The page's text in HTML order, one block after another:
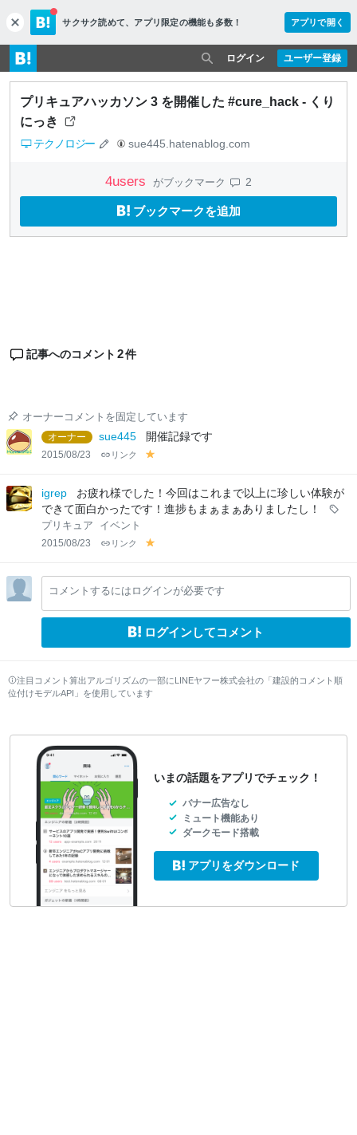
c
l
o
s
e
サクサク読めて、 アプリ限定の機能も多数！ アプリで開く
ユーザー登録
ログイン
プリキュアハッカソン 3 を開催した #cure_hack - くり
にっき
テクノロジー sue445.hatenablog.com
4users がブックマーク 2
ブックマークを追加
記事へのコメント 2件
オーナーコメントを固定しています
オーナー
sue445 開催記録です
2015/08/23 リンク
lo
w
igrep
お疲れ様でした！今回はこれまで以上に珍しい体験が
できて面白かったです！進捗もまぁまぁありましたし！
プリキュア イベント
2015/08/23 リンク
lo
w
コメントするにはログインが必要です
ログインしてコメント
注目コメント算出アルゴリズムの一部にLINEヤフー株式会社の「建設的コメント順
位付けモデルAPI」を使用しています
いまの話題をアプリでチェック！
バナー広告なし
ミュート機能あり
ダークモード搭載
アプリをダウンロード